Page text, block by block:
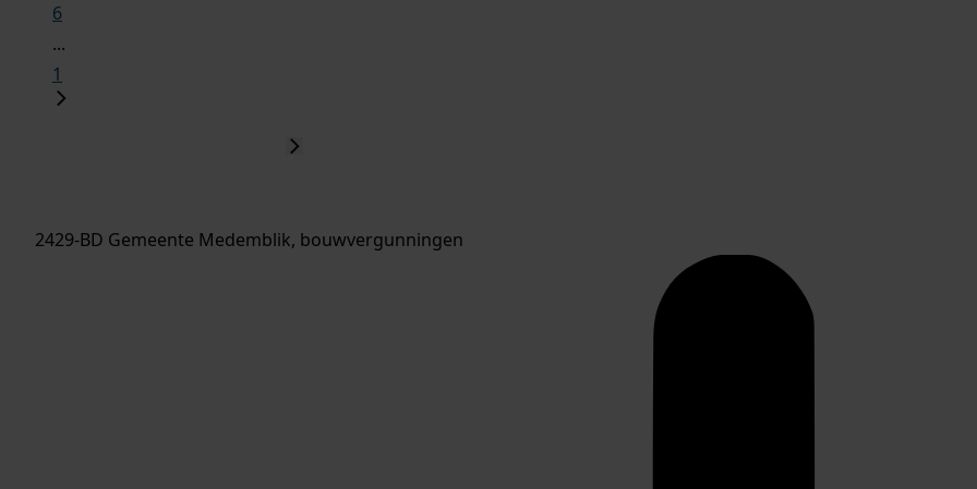
6
...
1
2429-BD Gemeente Medemblik, bouwvergunningen